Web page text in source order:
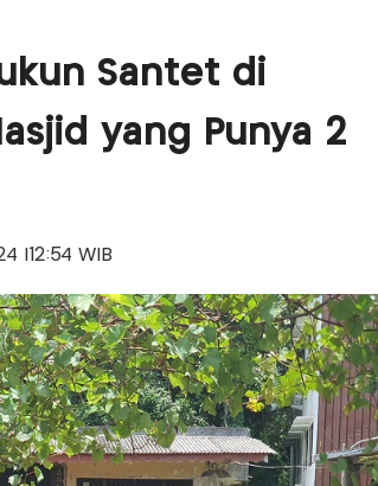
Santet di
yang Punya 2
|12:54 WIB